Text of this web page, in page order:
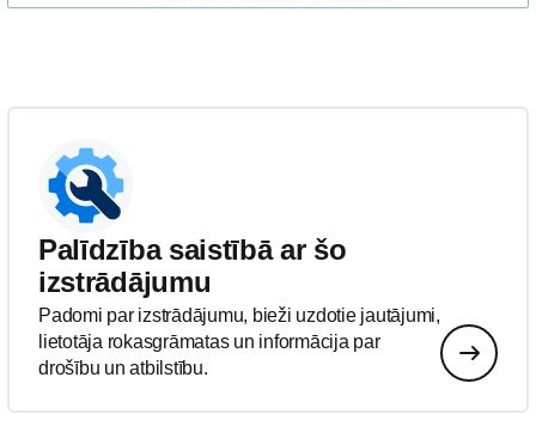
Palīdzība saistībā ar šo
izstrādājumu
Padomi par izstrādājumu, bieži uzdotie jautājumi,
lietotāja rokasgrāmatas un informācija par
drošību un atbilstību.